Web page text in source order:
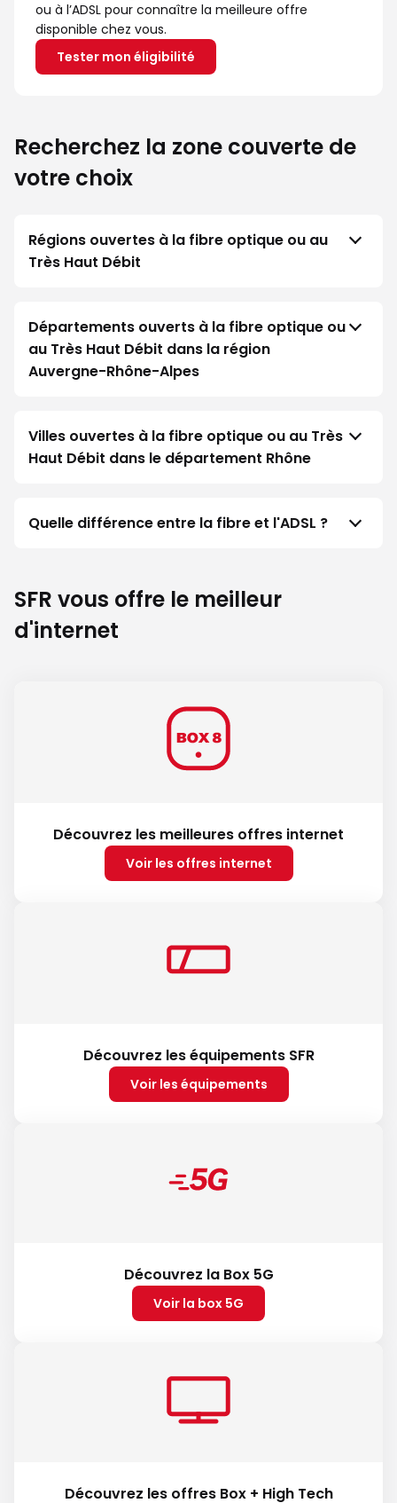
ou à l’ADSL pour connaître la meilleure offre
disponible chez vous.
Tester mon éligibilité
Recherchez la zone couverte de
votre choix
Régions ouvertes à la fibre optique ou au
Très Haut Débit
Départements ouverts à la fibre optique ou
au Très Haut Débit dans la région
Auvergne-Rhône-Alpes
Villes ouvertes à la fibre optique ou au Très
Haut Débit dans le département Rhône
Quelle différence entre la fibre et l'ADSL ?
SFR vous offre le meilleur
d'internet
Découvrez les meilleures offres internet
Voir les offres internet
Découvrez les équipements SFR
Voir les équipements
Découvrez la Box 5G
Voir la box 5G
Découvrez les offres Box + High Tech